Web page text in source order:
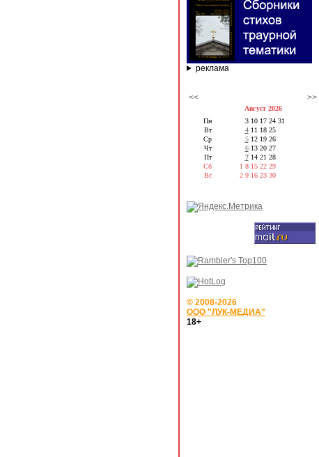
реклама
<< >>
Август 2026
Пн
Вт
Ср
Чт
Пт
Сб
Вс
3 10 17 24 31
4 11 18 25
5 12 19 26
6 13 20 27
7 14 21 28
1 8 15 22 29
2 9 16 23 30
© 2008-2026
ООО "ЛУК-МЕДИА"
18+